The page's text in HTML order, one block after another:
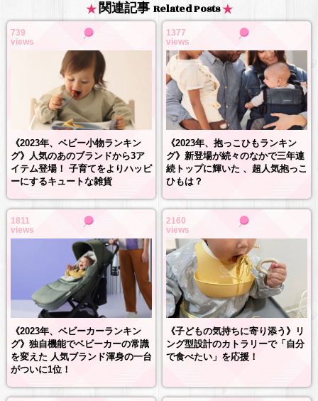
関連記事 Related Posts
739
views
《2023年、ベビー小物ランキン
グ》人気のあのブランドから3ア
イテム登場！ 子育てをよりハッピ
ーにするキュートな雑貨
1377
views
《2023年、抱っこひもランキン
グ》新登場が続々のなかで三年連
続トップに輝いた 、超人気抱っこ
ひもは？
1811
views
《2023年、ベビーカーランキン
グ》独自機能でベビーカーの常識
を変えた 人気ブランド渾身の一台
がついに1位！
2160
views
《子どもの気持ちに寄り添う》リ
ング型設計のカトラリーで「自分
で食べたい」を応援！